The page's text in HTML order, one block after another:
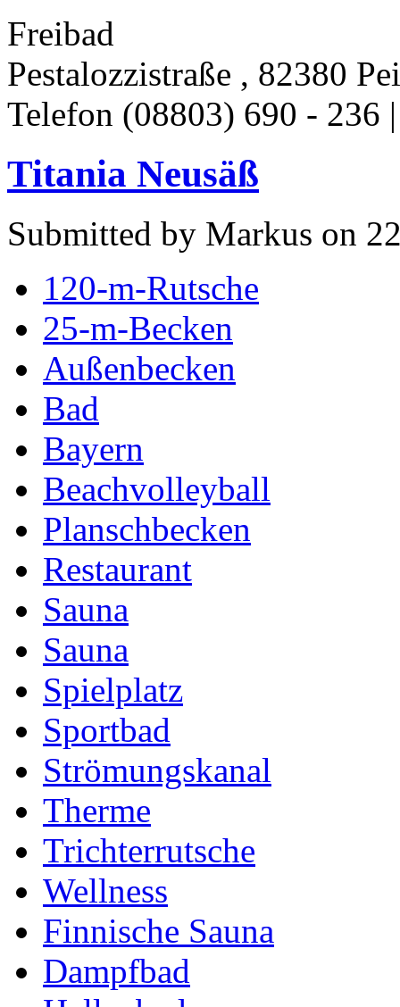
Freibad
Pestalozzistraße , 82380
Telefon (08803) 690 - 236
Titania Neusäß
Submitted by Markus on
120-m-Rutsche
25-m-Becken
Außenbecken
Bad
Bayern
Beachvolleyball
Planschbecken
Restaurant
Sauna
Sauna
Spielplatz
Sportbad
Strömungskanal
Therme
Trichterrutsche
Wellness
Finnische Sauna
Dampfbad